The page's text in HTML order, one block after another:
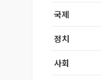
국제
정치
사회